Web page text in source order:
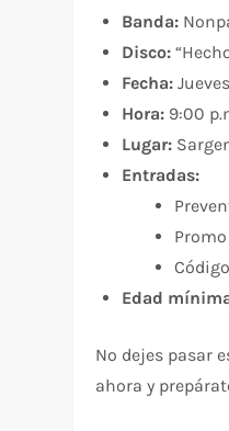
Banda:
Disco:
Fecha:
Hora: 9:00
Lugar:
Entradas:
Edad
No dejes pasar
ahora y